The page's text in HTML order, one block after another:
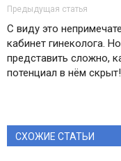
Предыдущая статья
С виду это
кабинет гинеколога.
представить сложно,
потенциал в нём скрыт!
СХОЖИЕ СТАТЬИ